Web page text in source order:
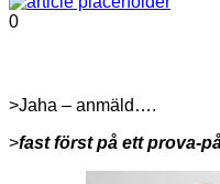
0
>Jaha – anmäld….
>fast först på ett prova-